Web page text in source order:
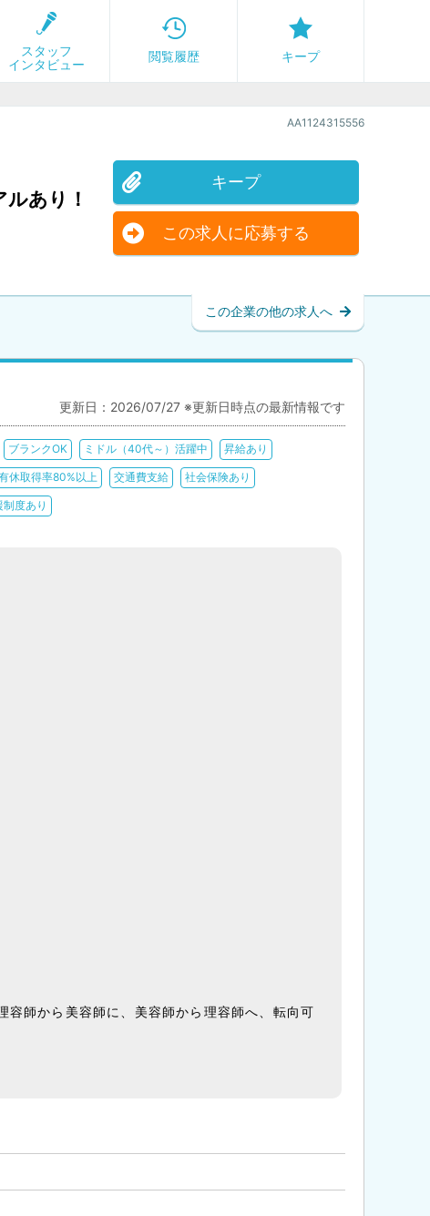
スタッフ
インタビュー
閲覧履歴 キープ
AA1124315556
あり！
キープ
この求人に応募する
この企業の他の求人へ
更新日：2026/07/27 ※更新日時点の最新情報です
ブランクOK ミドル（40代～）活躍中 昇給あり
休取得率80%以上 交通費支給 社会保険あり
度あり
師から美容師に、美容師から理容師へ、転向可